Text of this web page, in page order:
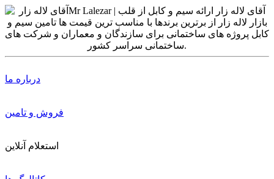
درباره ما
فروش و تامین
استعلام آنلاین